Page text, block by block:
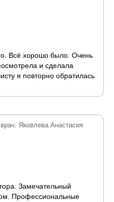
Всё хорошо было. Очень
и сделала
я повторно обратилась
Яковлева Анастасия
Замечательный
Профессиональные